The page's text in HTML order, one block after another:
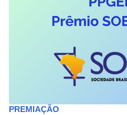
PREMIAÇÃO